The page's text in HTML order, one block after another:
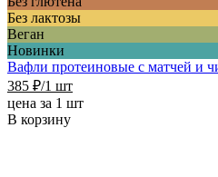
Без лактозы
Веган
Новинки
Вафли протеиновые с матчей и
385 ₽/1 шт
цена за 1 шт
В корзину